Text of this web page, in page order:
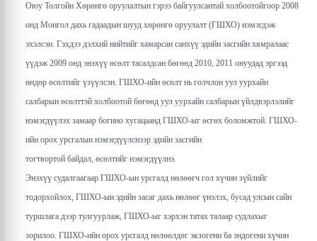
Оюу Толгойн Хөрөнгө оруулалтын гэрээ байгуулсантай холбоотойгоор 2008
онд Монгол дахь гадаадын шууд хөрөнгө оруулалт (ГШХО) нэмэгдэж
эхэлсэн. Гэхдээ дэлхий нийтийг хамарсан санхүү эдийн засгийн хямралаас
үүдэж 2009 онд энэхүү өсөлт тасалдсан бөгөөд 2010, 2011 онуудад эргээд
өндөр өсөлтийг үзүүлсэн. ГШХО-ийн өсөлт нь голчлон уул уурхайн
салбарын өсөлттэй холбоотой бөгөөд уул уурхайн салбарын үйлдвэрлэлийг
нэмэгдүүлэх замаар богино хугацаанд ГШХО-ыг өсгөх боломжтой. ГШХО-
ийн орох урсгалын нэмэгдүүлснээр эдийн засгийн
тогтвортой байдал, өсөлтийг нэмэгдүүлнэ.
Энэхүү судалгаагаар ГШХО-ын урсгалд нөлөөгч гол хүчин зүйлийг
тодорхойлох, ГШХО-ын эдийн засаг дахь нөлөөг үнэлэх, бусад улсын сайн
туршлага дээр тулгуурлаж, ГШХО-ыг хэрхэн татах талаар судлахыг
зорилоо. ГШХО-ийн орох урсгалд нөлөөлдөг экзогени ба эндогени хүчин